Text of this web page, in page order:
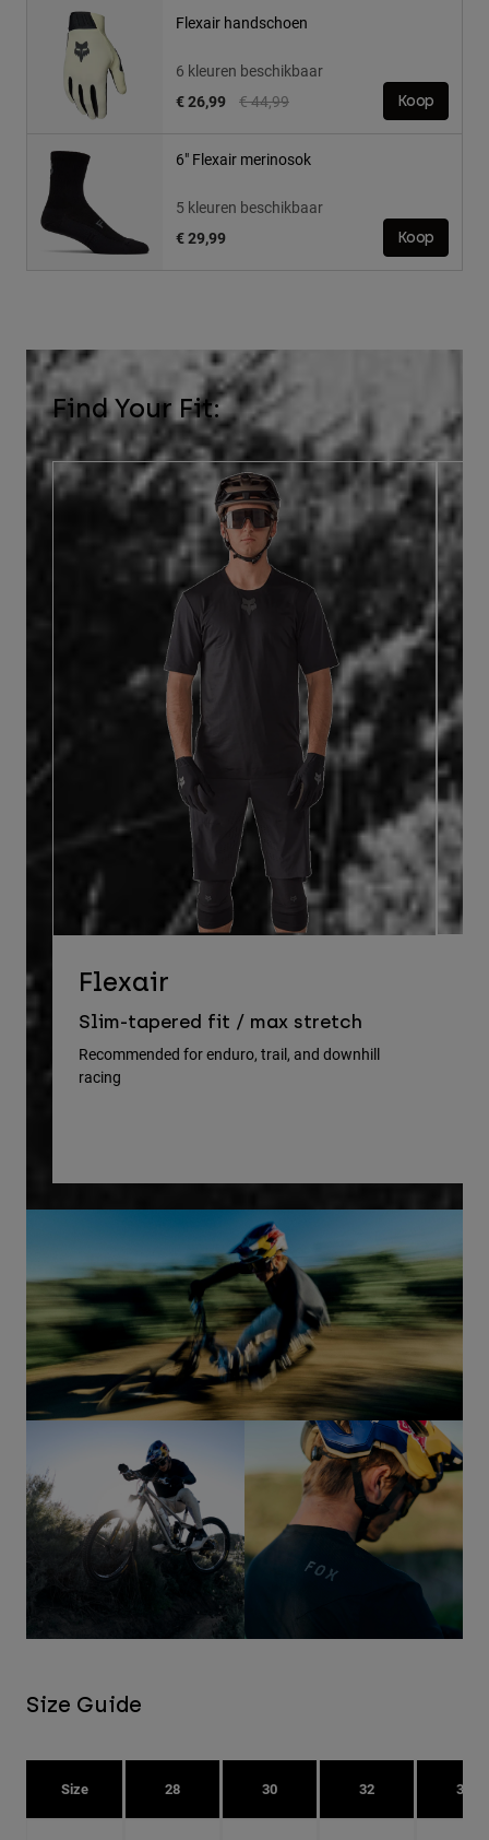
Flexair handschoen
6 kleuren beschikbaar
Price reduced from
€ 44,99to
€ 26,99 Koop
6" Flexair merinosok
5 kleuren beschikbaar
€ 29,99
Koop
Find Your Fit:
Flexair
Slim-tapered fit / max stretch
Recommended for enduro, trail, and downhill
racing
Size Guide
Size 28 30 32 34